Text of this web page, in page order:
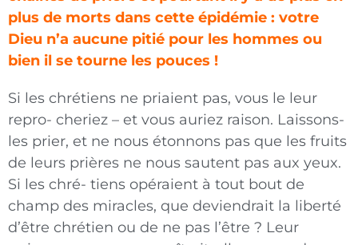
plus de morts dans cette épidémie : votre
Dieu n’a aucune pitié pour les hommes ou
bien il se tourne les pouces !
Si les chrétiens ne priaient pas, vous le leur
repro- cheriez – et vous auriez raison. Laissons-
les prier, et ne nous étonnons pas que les fruits
de leurs prières ne nous sautent pas aux yeux.
Si les chré- tiens opéraient à tout bout de
champ des miracles, que deviendrait la liberté
d’être chrétien ou de ne pas l’être ? Leur